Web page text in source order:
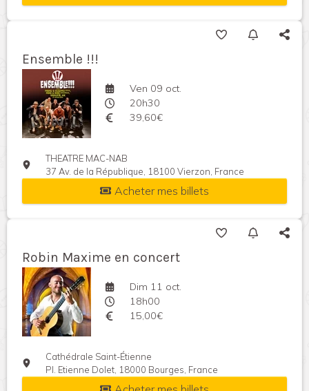
Ensemble !!!
Ven 09 oct.
20h30
39,60€
THEATRE MAC-NAB
37 Av. de la République, 18100 Vierzon, France
Acheter mes billets
Robin Maxime en concert
Dim 11 oct.
18h00
15,00€
Cathédrale Saint-Étienne
Pl. Etienne Dolet, 18000 Bourges, France